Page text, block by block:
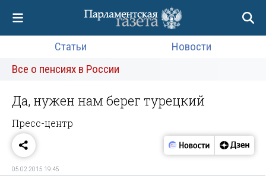
Статьи
Новости
Все о пенсиях в России
Да, нужен нам берег турецкий
Пресс-центр
05.02.2015 19:45